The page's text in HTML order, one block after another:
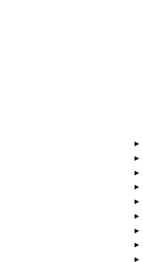
►
►
►
►
►
►
►
►
►